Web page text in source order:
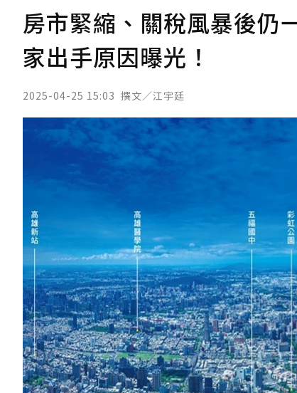
房市緊縮、關稅風暴後仍
家出手原因曝光！
2025-04-25 15:03 撰文／江宇廷